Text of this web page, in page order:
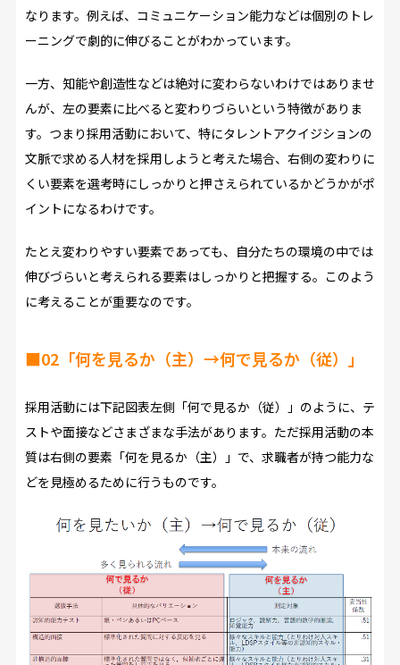
なります。例えば、コミュニケーション能力などは個別のトレ
ーニングで劇的に伸びることがわかっています。
一方、知能や創造性などは絶対に変わらないわけではありませ
んが、左の要素に比べると変わりづらいという特徴がありま
す。つまり採用活動において、特にタレントアクイジションの
文脈で求める人材を採用しようと考えた場合、右側の変わりに
くい要素を選考時にしっかりと押さえられているかどうかがポ
イントになるわけです。
たとえ変わりやすい要素であっても、自分たちの環境の中では
伸びづらいと考えられる要素はしっかりと把握する。このよう
に考えることが重要なのです。
■02「何を見るか（主）→何で見るか（従）」
採用活動には下記図表左側「何で見るか（従）」のように、テ
ストや面接などさまざまな手法があります。ただ採用活動の本
質は右側の要素「何を見るか（主）」で、求職者が持つ能力な
どを見極めるために行うものです。